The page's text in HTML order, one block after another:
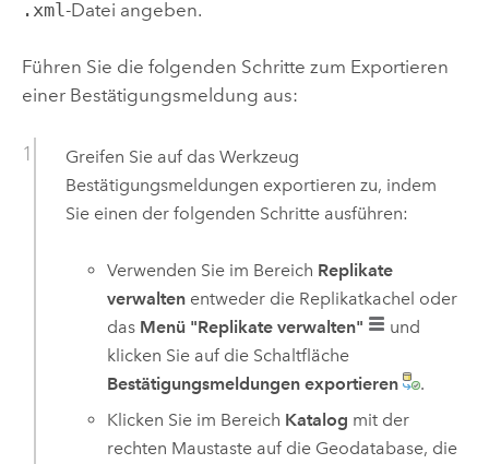
.xml -Datei angeben.
Führen Sie die folgenden Schritte zum Exportieren
einer Bestätigungsmeldung aus:
Greifen Sie auf das Werkzeug
Bestätigungsmeldungen exportieren zu, indem
Sie einen der folgenden Schritte ausführen:
Verwenden Sie im Bereich Replikate
verwalten entweder die Replikatkachel oder
das Menü "Replikate verwalten"
und
klicken Sie auf die Schaltfläche
Bestätigungsmeldungen exportieren
.
Klicken Sie im Bereich Katalog mit der
rechten Maustaste auf die Geodatabase, die